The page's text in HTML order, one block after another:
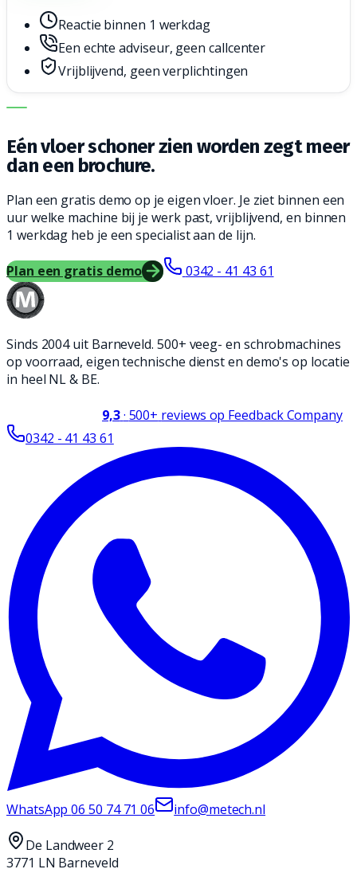
Reactie binnen 1 werkdag
Een echte adviseur, geen callcenter
Vrijblijvend, geen verplichtingen
DE JUISTE MACHINE. DE BESTE SERVICE.
Eén vloer schoner zien worden zegt meer
dan een brochure.
Plan een gratis demo op je eigen vloer. Je ziet binnen een
uur welke machine bij je werk past, vrijblijvend, en binnen
1 werkdag heb je een specialist aan de lijn.
Plan een gratis demo 0342 - 41 43 61
Sinds 2004 uit Barneveld. 500+ veeg- en schrobmachines
op voorraad, eigen technische dienst en demo's op locatie
in heel NL & BE.
9,3· 500+ reviews op Feedback Company
0342 - 41 43 61
WhatsApp06 50 74 71 06 info@metech.nl
De Landweer 2
3771 LN Barneveld